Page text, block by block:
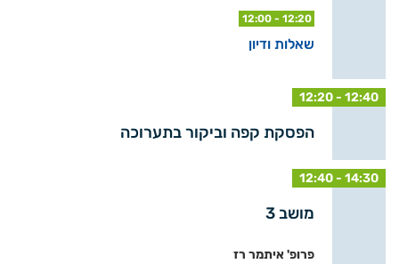
12:00 - 12:20
שאלות ודיון
12:20 - 12:40
הפסקת קפה וביקור בתערוכה
12:40 - 14:30
מושב 3
פרופ' איתמר רז